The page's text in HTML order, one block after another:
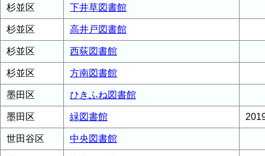
杉並区 下井草図書館
杉並区 高井戸図書館
杉並区 西荻図書館
杉並区 方南図書館
墨田区 ひきふね図書館
墨田区 緑図書館
世田谷区 中央図書館